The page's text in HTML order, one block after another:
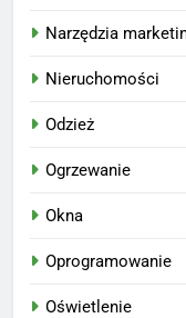
Narzędzia
Nieruchomości
Odzież
Ogrzewanie
Okna
Oprogramowanie
Oświetlenie